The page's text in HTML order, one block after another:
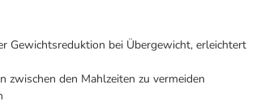
Gewichtsreduktion bei Übergewicht, erleichtert
zwischen den Mahlzeiten zu vermeiden